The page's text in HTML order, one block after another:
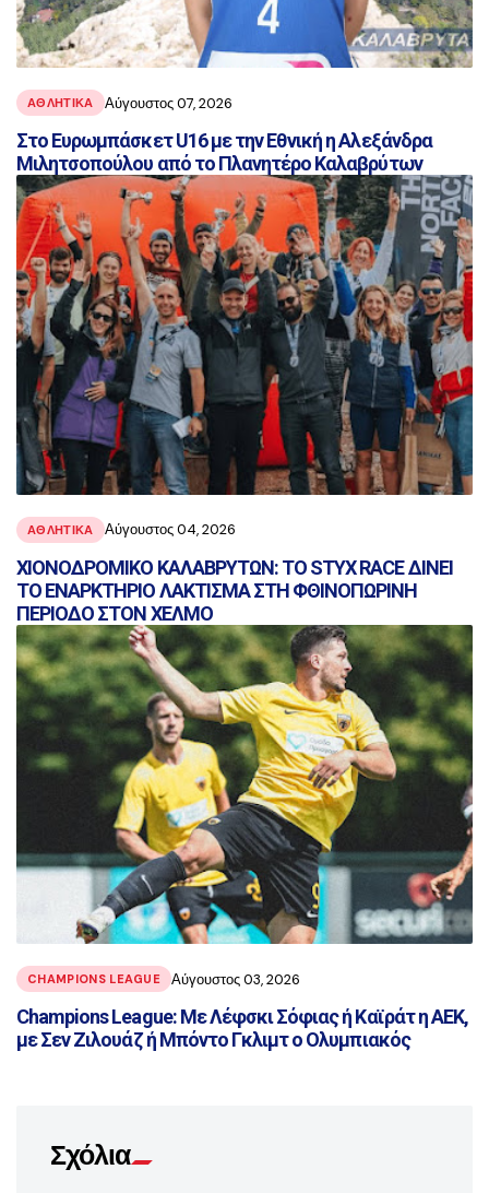
ΑΘΛΗΤΙΚΑ Αύγουστος 07, 2026
Στο Ευρωμπάσκετ U16 με την Εθνική η Αλεξάνδρα
Μιλητσοπούλου από το Πλανητέρο Καλαβρύτων
ΑΘΛΗΤΙΚΑ Αύγουστος 04, 2026
ΧΙΟΝΟΔΡΟΜΙΚΟ ΚΑΛΑΒΡΥΤΩΝ: ΤΟ STYX RACE ΔΙΝΕΙ
ΤΟ ΕΝΑΡΚΤΗΡΙΟ ΛΑΚΤΙΣΜΑ ΣΤΗ ΦΘΙΝΟΠΩΡΙΝΗ
ΠΕΡΙΟΔΟ ΣΤΟΝ ΧΕΛΜΟ
CHAMPIONS LEAGUE Αύγουστος 03, 2026
Champions League: Με Λέφσκι Σόφιας ή Καϊράτ η ΑΕΚ,
με Σεν Ζιλουάζ ή Μπόντο Γκλιμτ ο Ολυμπιακός
Σχόλια